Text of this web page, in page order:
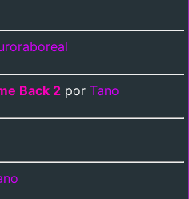
Back 2 por Tano